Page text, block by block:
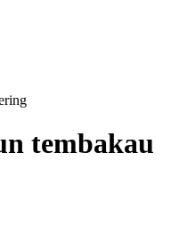
tembakau